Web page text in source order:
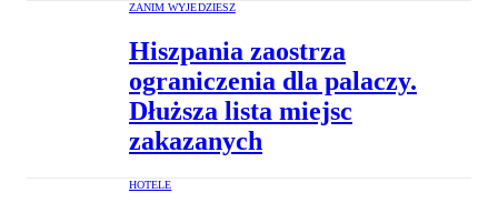
ZANIM WYJEDZIESZ
Hiszpania zaostrza
ograniczenia dla palaczy.
Dłuższa lista miejsc
zakazanych
HOTELE